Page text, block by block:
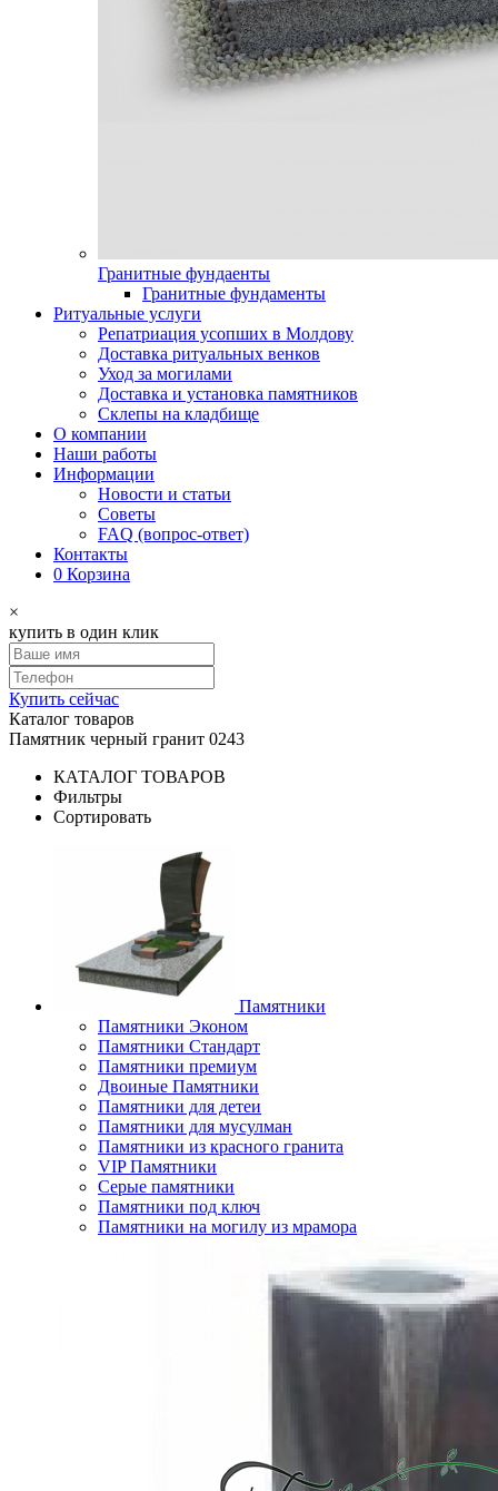
Гранитные фундаенты
Гранитные фундаменты
Ритуальные услуги
Репатриация усопших в Молдову
Доставка ритуальных венков
Уход за могилами
Доставка и установка памятников
Склепы на кладбище
О компании
Наши работы
Информации
Новости и статьи
Советы
FAQ (вопрос-ответ)
Контакты
0 Корзина
×
купить в один клик
Купить сейчас
Каталог товаров
Памятник черный гранит 0243
КАТАЛОГ ТОВАРОВ
Фильтры
Сортировать
Памятники
Памятники Эконом
Памятники Стандарт
Памятники премиум
Двоиные Памятники
Памятники для детеи
Памятники для мусулман
Памятники из красного гранита
VIP Памятники
Серые памятники
Памятники под ключ
Памятники на могилу из мрамора